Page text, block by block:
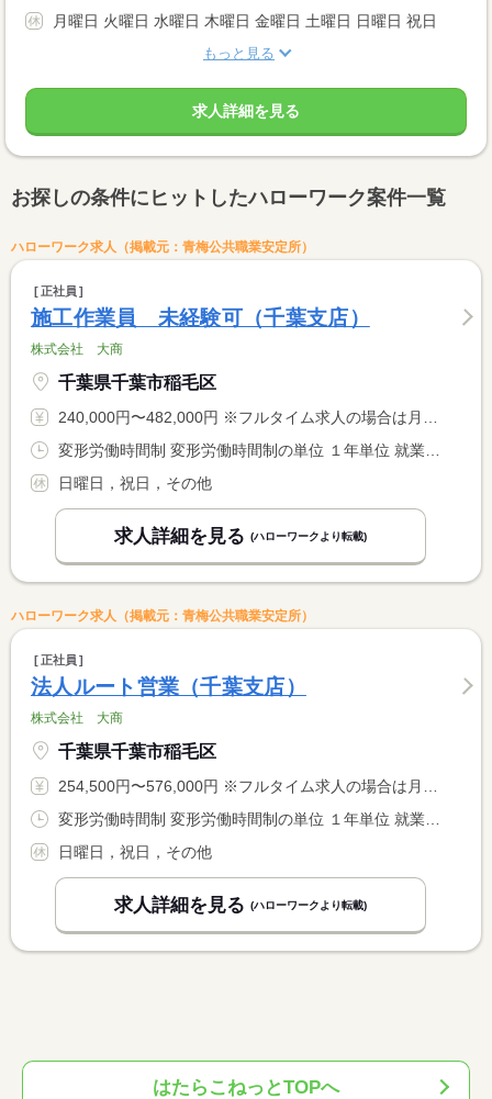
月曜日 火曜日 水曜日 木曜日 金曜日 土曜日 日曜日 祝日
もっと見る
求人詳細を見る
お探しの条件にヒットしたハローワーク案件一覧
ハローワーク求人（掲載元：青梅公共職業安定所）
正社員
施工作業員 未経験可（千葉支店）
株式会社 大商
千葉県千葉市稲毛区
240,000円〜482,000円 ※フルタイム求人の場合は月額（換算額）、パート求人の場合は時間額を表示しています。
日曜日，祝日，その他
求人詳細を見る (ハローワークより転載)
ハローワーク求人（掲載元：青梅公共職業安定所）
正社員
法人ルート営業（千葉支店）
株式会社 大商
千葉県千葉市稲毛区
254,500円〜576,000円 ※フルタイム求人の場合は月額（換算額）、パート求人の場合は時間額を表示しています。
日曜日，祝日，その他
求人詳細を見る (ハローワークより転載)
はたらこねっとTOPへ